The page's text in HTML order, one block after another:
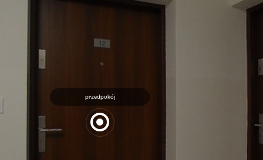
przedpokój